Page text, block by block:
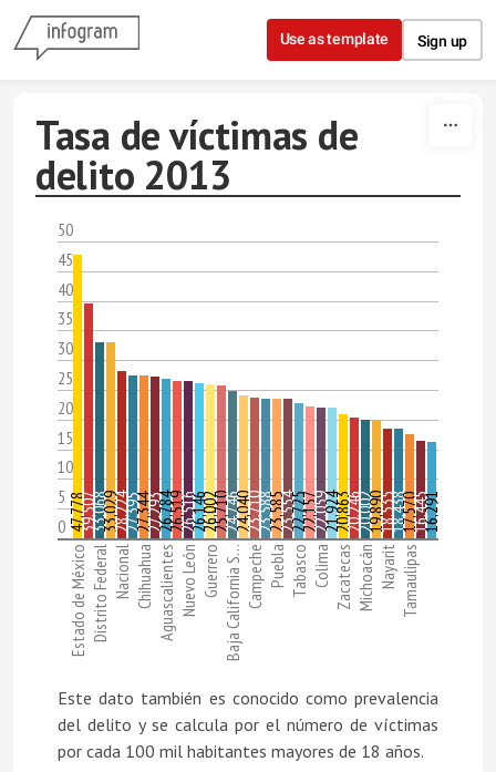
Skip to content
Use as template Sign up
Tasa de víctimas de
delito 2013
50
45
40
35
30
25
20
15
10
5
0
Estado de MéxicoDistrito FederalNacionalChihuahuaAguascalientesNuevo León GuerreroBaja California S…CampechePuebla Tabasco Colima ZacatecasMichoacán NayaritTamaulipas
47,77839,50733,06833,02928,22427.39527,34427,29326,78426,51926,51626,14626,00225,71024,74624,04023,71023,58823,58523,55422,72522,15722,05921,92420,86320,24620,00219,89018,53518,43817,57016,44516,291
Este dato también es conocido como prevalencia
del delito y se calcula por el número de víctimas
por cada 100 mil habitantes mayores de 18 años.